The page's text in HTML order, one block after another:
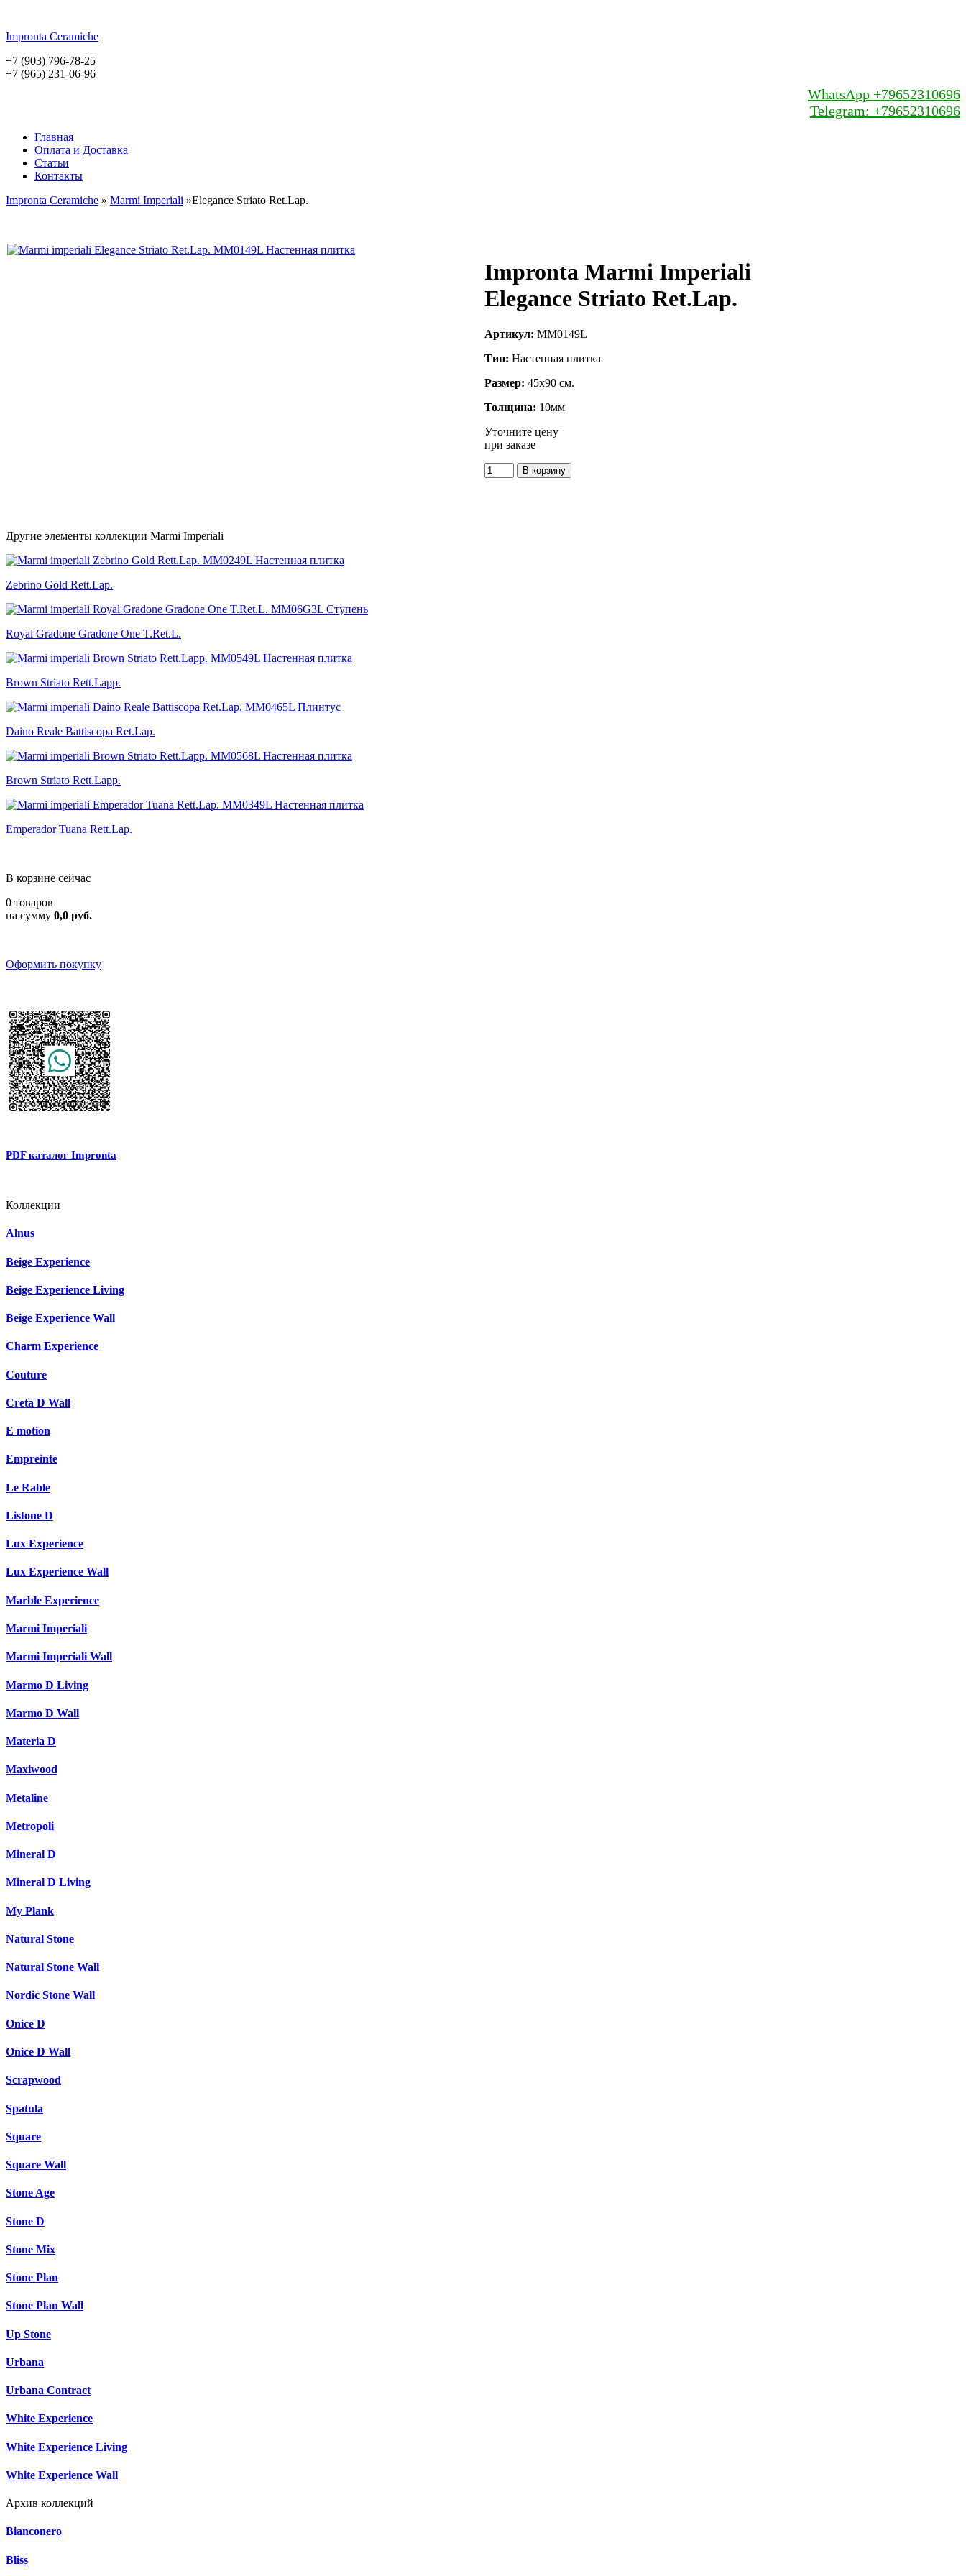
Impronta Ceramiche
+7 (903) 796-78-25
+7 (965) 231-06-96
WhatsApp +79652310696
Telegram: +79652310696
Главная
Оплата и Доставка
Статьи
Контакты
Impronta Ceramiche » Marmi Imperiali »Elegance Striato Ret.Lap.
Impronta Marmi Imperiali
Elegance Striato Ret.Lap.
Артикул: MM0149L
Тип: Настенная плитка
Размер: 45x90 см.
Толщина: 10мм
Уточните цену
при заказе
Другие элементы коллекции Marmi Imperiali
Zebrino Gold Rett.Lap.
Royal Gradone Gradone One T.Ret.L.
Brown Striato Rett.Lapp.
Daino Reale Battiscopa Ret.Lap.
Brown Striato Rett.Lapp.
Emperador Tuana Rett.Lap.
В корзине сейчас
0 товаров
на сумму 0,0 руб.
Оформить покупку
PDF каталог Impronta
Коллекции
Alnus
Beige Experience
Beige Experience Living
Beige Experience Wall
Charm Experience
Couture
Creta D Wall
E motion
Empreinte
Le Rable
Listone D
Lux Experience
Lux Experience Wall
Marble Experience
Marmi Imperiali
Marmi Imperiali Wall
Marmo D Living
Marmo D Wall
Materia D
Maxiwood
Metaline
Metropoli
Mineral D
Mineral D Living
My Plank
Natural Stone
Natural Stone Wall
Nordic Stone Wall
Onice D
Onice D Wall
Scrapwood
Spatula
Square
Square Wall
Stone Age
Stone D
Stone Mix
Stone Plan
Stone Plan Wall
Up Stone
Urbana
Urbana Contract
White Experience
White Experience Living
White Experience Wall
Архив коллекций
Bianconero
Bliss